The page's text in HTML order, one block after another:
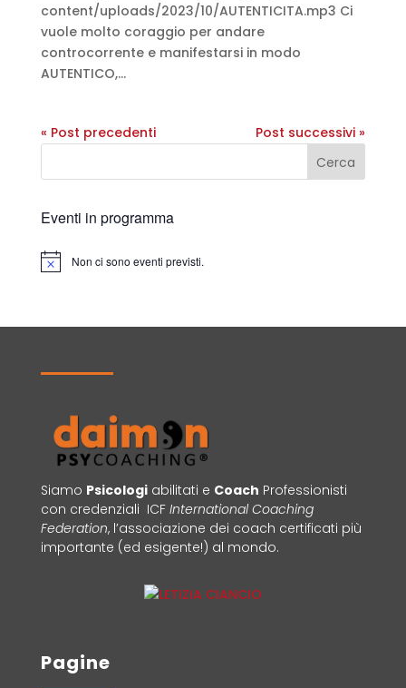
content/uploads/2023/10/AUTENTICITA.mp3 Ci
vuole molto coraggio per andare
controcorrente e manifestarsi in modo
AUTENTICO,...
« Post precedenti
Post successivi »
Cerca
Eventi in programma
Notice Non ci sono eventi previsti.
Siamo Psicologiabilitati e Coach Professionisti
con credenziali ICF International Coaching
Federation, l’associazione dei coach certificati più
importante (ed esigente!) al mondo.
Pagine